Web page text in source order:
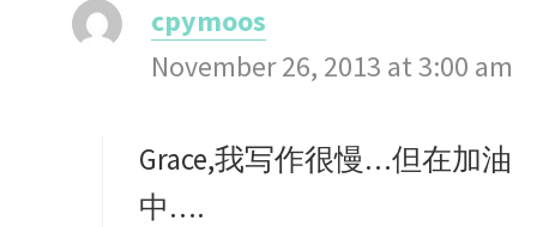
cpymoos
a
s
November 26, 2013 at 3:00 am
Grace,我写作很慢…但在加油
中….